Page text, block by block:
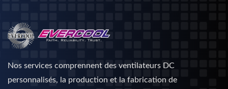
Nos services comprennent des ventilateurs DC
personnalisés, la production et la fabrication de